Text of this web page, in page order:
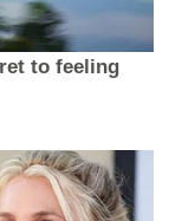
to feeling